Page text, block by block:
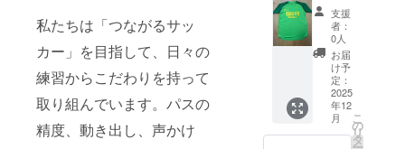
私たちは「つながるサッ
カー」を目指して、日々の
練習からこだわりを持って
取り組んでいます。パスの
精度、動き出し、声かけ
ニ
フォー
ムを提
供しま
す。 ・
サイズ
展開：
S, M,
L,O ・
アスレ
般支援者の方
は、備考欄に
「一般支援者」
とご記入くださ
と、帝
京長岡
サポー
ターユ
フォー
ム、お
よび帝
京長岡
オリジ
支援
者：
0人
お届
け予
定：
2025
年12
月
こ
の
リ
タ